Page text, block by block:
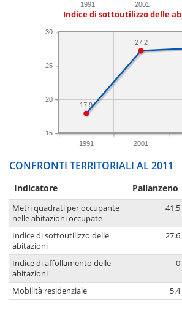
1991 2001
Indice di sottoutilizzo delle
1991 2001
15
20
25
30
27.2
17.9
CONFRONTI TERRITORIALI AL 2011
Indicatore Pallanzeno
Metri quadrati per occupante
nelle abitazioni occupate
41.5
Indice di sottoutilizzo delle
abitazioni
27.6
Indice di affollamento delle
abitazioni
0
Mobilità residenziale 5.4